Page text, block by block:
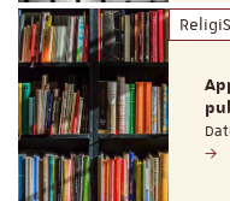
ReligiS